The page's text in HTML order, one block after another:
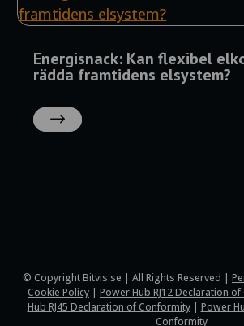
Energisnack: Kan flexibel
rädda framtidens elsystem?
MER
© Copyright Bitvis.se | All Rights Reserved |
Cookie Policy | Power Hub RJ12 Declaration
Hub RJ45 Declaration of Conformity| Power
Conformity